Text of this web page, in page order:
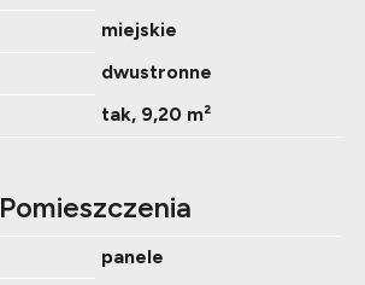
miejskie
dwustronne
tak, 9,20 m²
Pomieszczenia
panele